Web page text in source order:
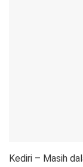
Kediri – Masih